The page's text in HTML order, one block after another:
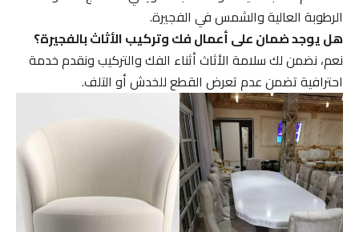
الرطوبة العالية والشمس في الفجيرة.
هل يوجد ضمان على أعمال فك وتركيب الأثاث بالفجيرة؟
نعم، نضمن لك سلامة الأثاث أثناء الفك والتركيب ونقدم خدمة
احترافية تضمن عدم تعرض القطع للخدش أو التلف.